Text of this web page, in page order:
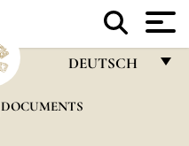
DEUTSCH
FRANÇAIS
DOCUMENTS